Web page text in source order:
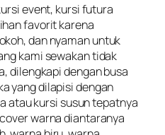
event, kursi futura
favorit karena
dan nyaman untuk
kami sewakan tidak
dilengkapi dengan busa
yang dilapisi dengan
atau kursi susun tepatnya
warna diantaranya